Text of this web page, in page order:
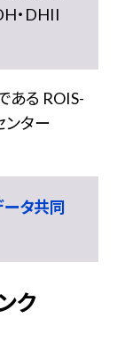
・DHII
ある ROIS-
ンター
タ共同
ク